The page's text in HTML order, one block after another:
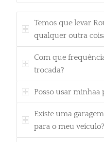
Temos que levar
qualquer outra
Com que
trocada?
Posso usar
Existe uma
para o meu veículo?